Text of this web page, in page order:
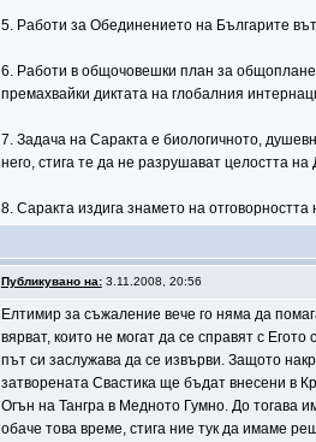
5. Работи за Обединението на Българите
6. Работи в общочовешки план за
премахвайки диктата на глобалния
7. Задача на Саракта е биологичното,
него, стига те да не разрушават целостта
8. Саракта издига знамето на
Публикувано на:3.11.2008, 20:56
Елтимир за съжаление вече го няма да
вярват, които не могат да се справят с
път си заслужава да се извърви. Защото
затворената Свастика ще бъдат внесени в
Огън на Тангра в Медното Гумно. До тогава
обаче това време, стига ние тук да имаме